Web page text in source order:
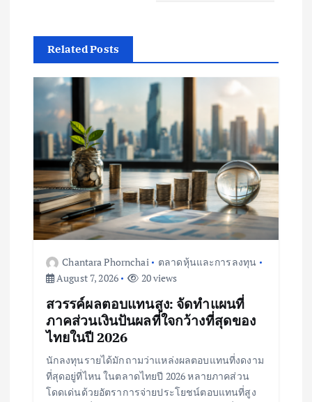
a
v
g
a
t
Related Posts
Chantara Phornchai
ตลาดหุ้นและการลงทุน
August 7, 2026
20 views
สวรรค์ผลตอบแทนสูง: จัดทำแผนที่
ภาคส่วนเงินปันผลที่ใจกว้างที่สุดของ
ไทยในปี 2026
นักลงทุนรายได้มักถามว่าแหล่งผลตอบแทนที่งดงาม
ที่สุดอยู่ที่ไหน ในตลาดไทยปี 2026 หลายภาคส่วน
โดดเด่นด้วยอัตราการจ่ายประโยชน์ตอบแทนที่สูง